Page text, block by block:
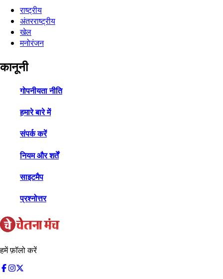
राष्ट्रीय
अंतरराष्ट्रीय
खेल
मनोरंजन
कानूनी
गोपनीयता नीति
हमारे बारे में
संपर्क करें
नियम और शर्तें
साइटमैप
प्रश्नोत्तर
हमें फ़ॉलो करें